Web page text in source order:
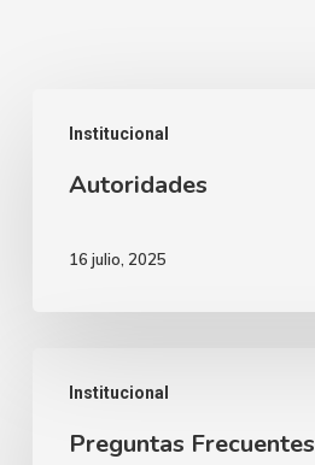
Institucional
Autoridades
16 julio, 2025
Institucional
Frecuentes
Preguntas Frecuentes